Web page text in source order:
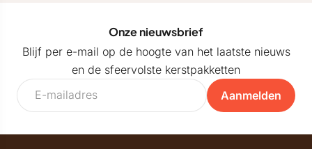
Onze nieuwsbrief
Blijf per e-mail op de hoogte van het laatste nieuws
en de sfeervolste kerstpakketten
Aanmelden